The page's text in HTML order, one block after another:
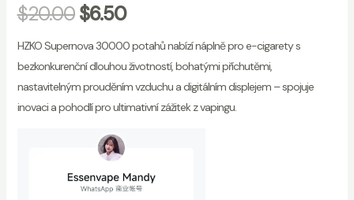
$20.00 $6.50
HZKO Supernova 30000 potahů nabízí náplně pro e-cigarety s
bezkonkurenční dlouhou životností, bohatými příchutěmi,
nastavitelným prouděním vzduchu a digitálním displejem – spojuje
inovaci a pohodlí pro ultimativní zážitek z vapingu.